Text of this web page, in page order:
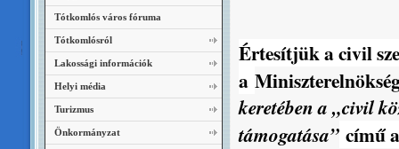
Értesítjük a civil
a
keretében a „civil
támogatása” című
Tótkomlós város fóruma
Tótkomlósról
Lakossági információk
Helyi média
Turizmus
Önkormányzat